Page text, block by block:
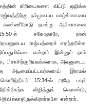
கிரியைகளை விட்டு ஒழிக்க
நம்முடைய வாழ்க்கையை
கண்ணீரோடு நமக்கு ஆலோசனை
ல் சகோதரரே, நான்
ராஜ்யத்தைச் சதந்தரிக்க
என்றார் இன்னும் நாம்
பிசாசிற்குரியவர்களாக, அவனுடைய
அடிமைப்பட்டவர்களாய் இராமல்
15:34-ல் அதே பவுல்
விழித்துக் கொண்டு,
என்றார்.